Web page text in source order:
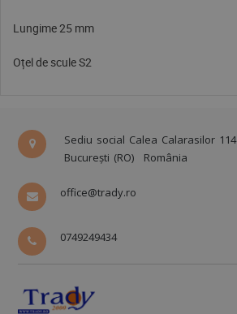
Lungime 25 mm
Oțel de scule S2
Sediu social Calea Calarasilor 114
București (RO)
România
office@trady.ro
0749249434